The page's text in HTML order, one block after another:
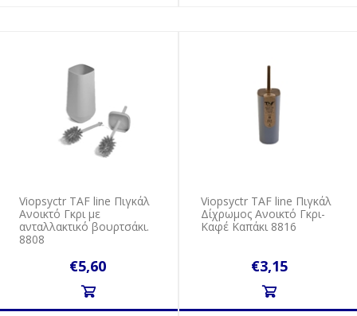
Viopsyctr ΤAF line Πιγκάλ
Ανοικτό Γκρι με
ανταλλακτικό βουρτσάκι.
8808
€5,60
Viopsyctr ΤAF line Πιγκάλ
Δίχρωμος Ανοικτό Γκρι-
Καφέ Καπάκι 8816
€3,15